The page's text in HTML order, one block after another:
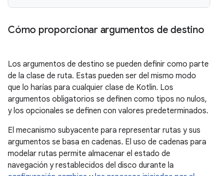
Cómo proporcionar argumentos de destino
Los argumentos de destino se pueden definir como parte
de la clase de ruta. Estas pueden ser del mismo modo
que lo harías para cualquier clase de Kotlin. Los
argumentos obligatorios se definen como tipos no nulos,
y los opcionales se definen con valores predeterminados.
El mecanismo subyacente para representar rutas y sus
argumentos se basa en cadenas. El uso de cadenas para
modelar rutas permite almacenar el estado de
navegación y restablecidos del disco durante la